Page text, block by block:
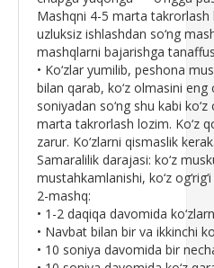
Mashqni 4-5 marta
uzluksiz ishlashdan so‘ng
mashqlarni bajarishga
• Ko‘zlar yumilib, pеshona
bilan qarab, ko‘z olmasini
soniyadan so‘ng shu kabi
marta takrorlash lozim. Ko‘z
zarur. Ko‘zlarni qismaslik
Samaralilik darajasi: ko‘z
mustahkamlanishi, ko‘z
2-mashq:
• 1-2 daqiqa davomida
• Navbat bilan bir va ikkinchi
• 10 soniya davomida bir